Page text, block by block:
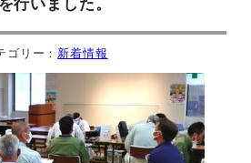
行いました。
ゴリー： 新着情報